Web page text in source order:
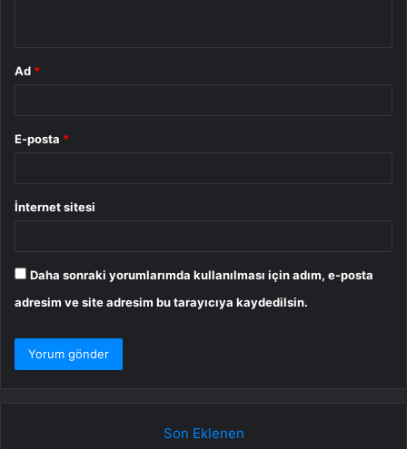
Ad *
E-posta *
İnternet sitesi
Daha sonraki yorumlarımda kullanılması için adım, e-posta
adresim ve site adresim bu tarayıcıya kaydedilsin.
Son Eklenen